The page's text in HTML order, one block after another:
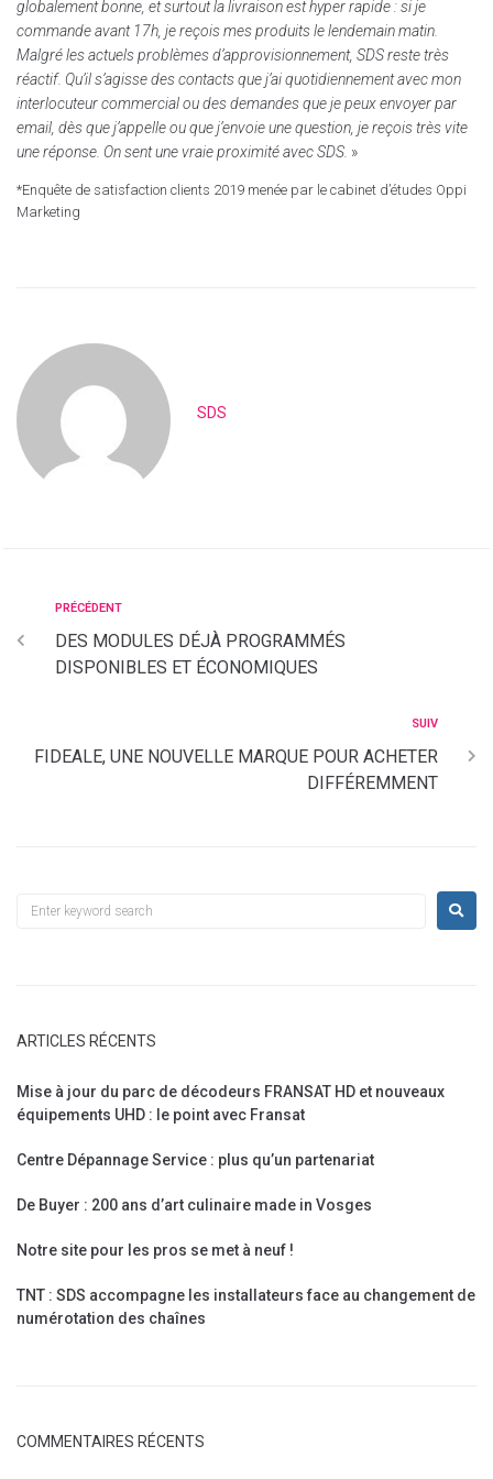
globalement bonne, et surtout la livraison est hyper rapide : si je
commande avant 17h, je reçois mes produits le lendemain matin.
Malgré les actuels problèmes d’approvisionnement, SDS reste très
réactif. Qu’il s’agisse des contacts que j’ai quotidiennement avec mon
interlocuteur commercial ou des demandes que je peux envoyer par
email, dès que j’appelle ou que j’envoie une question, je reçois très vite
une réponse. On sent une vraie proximité avec SDS. »
*Enquête de satisfaction clients 2019 menée par le cabinet d’études Oppi
Marketing
SDS
PRÉCÉDENT
DES MODULES DÉJÀ PROGRAMMÉS
DISPONIBLES ET ÉCONOMIQUES
SUIV
FIDEALE, UNE NOUVELLE MARQUE POUR ACHETER
DIFFÉREMMENT
ARTICLES RÉCENTS
Mise à jour du parc de décodeurs FRANSAT HD et nouveaux
équipements UHD : le point avec Fransat
Centre Dépannage Service : plus qu’un partenariat
De Buyer : 200 ans d’art culinaire made in Vosges
Notre site pour les pros se met à neuf !
TNT : SDS accompagne les installateurs face au changement de
numérotation des chaînes
COMMENTAIRES RÉCENTS